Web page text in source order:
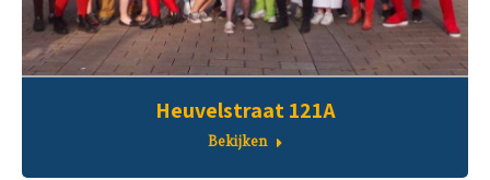
Heuvelstraat 121A
Bekijken